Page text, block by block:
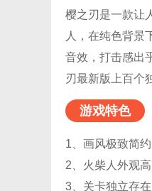
樱之刃是一款让
人，在纯色背景
音效，打击感出
刃最新版上百个
游戏特色
1、画风极致简
2、火柴人外观
3、关卡独立存